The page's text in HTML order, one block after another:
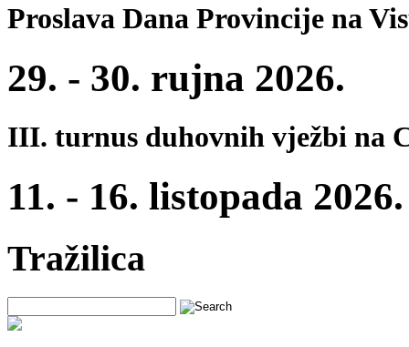
Proslava Dana Provincije na
29. - 30. rujna 2026.
III. turnus duhovnih vježbi na
11. - 16. listopada 2026.
Tražilica